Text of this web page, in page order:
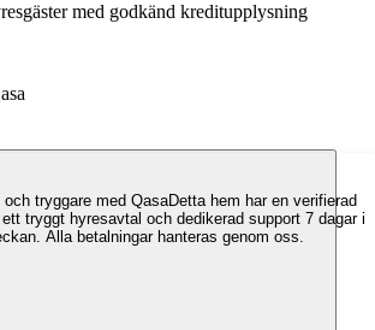
med godkänd kreditupplysning
och tryggare med QasaDetta hem har en verifierad
tryggt hyresavtal och dedikerad support 7 dagar i
Alla betalningar hanteras genom oss.